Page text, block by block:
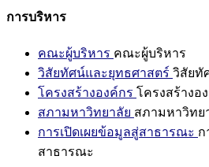
การบริหาร
คณะผู้บริหาร คณะผู้บริหาร
วิสัยทัศน์และยุทธศาสตร์ วิสัยทั
โครงสร้างองค์กร โครงสร้างอ
สภามหาวิทยาลัย สภามหาวิทย
การเปิดเผยข้อมูลสู่สาธารณะ ก
สาธารณะ